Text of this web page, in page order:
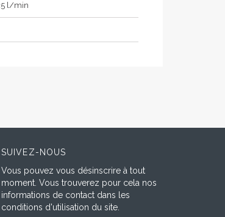
l/min
SUIVEZ-NOUS
Vous pouvez vous désinscrire à tout
moment. Vous trouverez pour cela nos
informations de contact dans les
conditions d'utilisation du site.